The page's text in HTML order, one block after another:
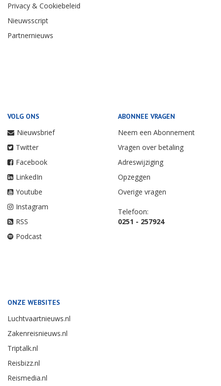
Privacy & Cookiebeleid
Nieuwsscript
Partnernieuws
VOLG ONS
Nieuwsbrief
Twitter
Facebook
LinkedIn
Youtube
Instagram
RSS
Podcast
ABONNEE VRAGEN
Neem een Abonnement
Vragen over betaling
Adreswijziging
Opzeggen
Overige vragen
Telefoon:
0251 - 257924
ONZE WEBSITES
Luchtvaartnieuws.nl
Zakenreisnieuws.nl
Triptalk.nl
Reisbizz.nl
Reismedia.nl